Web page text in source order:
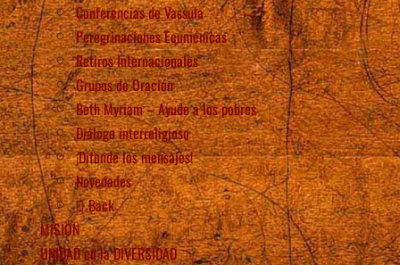
Conferencias de Vassula
Peregrinaciones Ecuménicas
Retiros Internacionales
Grupos de Oración
Beth Myriam – Ayude a los pobres
Diálogo interreligioso
¡Difunde los mensajes!
Novedades
Back
MISIÓN
UNIDAD en la DIVERSIDAD